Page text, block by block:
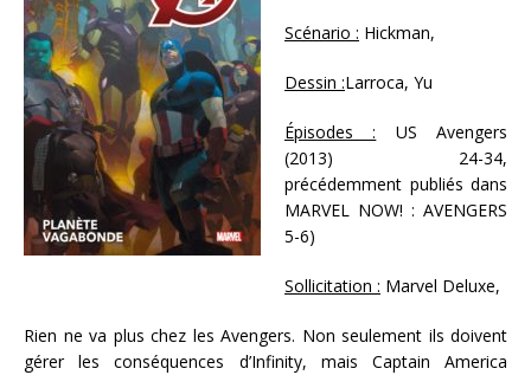
Scénario : Hickman,
Dessin :Larroca, Yu
Épisodes : US Avengers
(2013) 24-34,
précédemment publiés dans
MARVEL NOW! : AVENGERS
5-6)
Sollicitation : Marvel Deluxe,
Rien ne va plus chez les Avengers. Non seulement ils doivent
gérer les conséquences d’Infinity, mais Captain America